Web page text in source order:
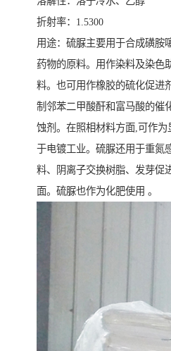
折射率：1.5300
用途：硫脲主要用于合成磺胺
药物的原料。用作染料及染色
料。也可用作橡胶的硫化促进
制邻苯二甲酸酐和富马酸的催
蚀剂。在照相材料方面,可作为
于电镀工业。硫脲还用于重氮
料、阴离子交换树脂、发芽促
面。硫脲也作为化肥使用 。